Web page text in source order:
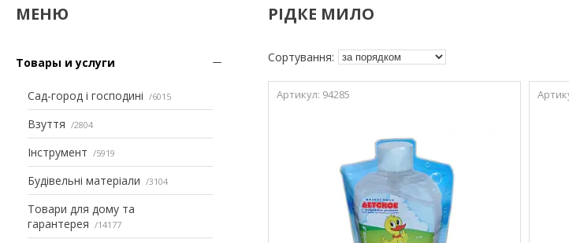
Товары и услуги
Сад-город і господині 6015
Взуття 2804
Інструмент 5919
Будівельні матеріали 3104
Товари для дому та
гарантерея
14177
РІДКЕ МИЛО
94285